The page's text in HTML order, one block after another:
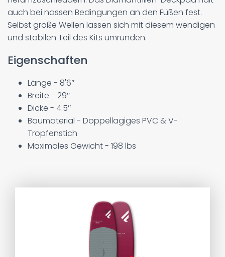
auch bei nassen Bedingungen an den Füßen fest.
Selbst große Wellen lassen sich mit diesem wendigen
und stabilen Teil des Kits umrunden.
Eigenschaften
Länge - 8'6″
Breite - 29″
Dicke - 4.5″
Baumaterial - Doppellagiges PVC & V-
Tropfenstich
Maximales Gewicht - 198 lbs